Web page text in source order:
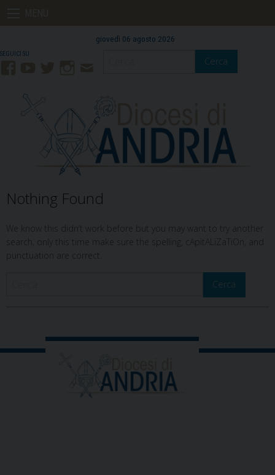
giovedì 06 agosto 2026
Mail
Cerca
Nothing Found
We know this didn’t work before but you may want to try another
search, only this time make sure the spelling, cApitALiZaTiOn, and
punctuation are correct.
Cerca